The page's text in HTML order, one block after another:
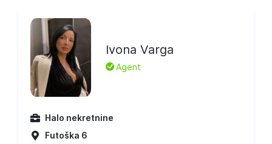
Ivona Varga
L Agent
Halo nekretnine
Futoška 6